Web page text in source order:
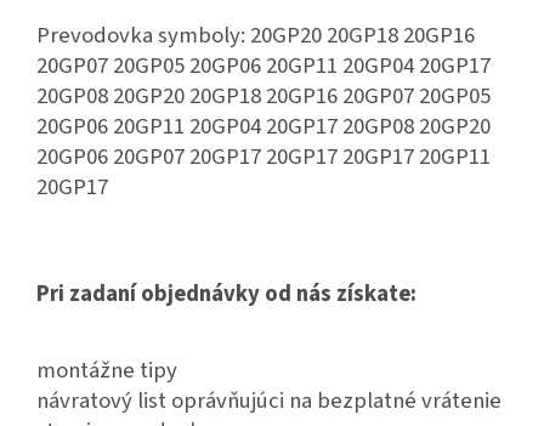
Prevodovka symboly: 20GP20 20GP18 20GP16
20GP07 20GP05 20GP06 20GP11 20GP04 20GP17
20GP08 20GP20 20GP18 20GP16 20GP07 20GP05
20GP06 20GP11 20GP04 20GP17 20GP08 20GP20
20GP06 20GP07 20GP17 20GP17 20GP17 20GP11
20GP17
Pri zadaní objednávky od nás získate:
montážne tipy
návratový list oprávňujúci na bezplatné vrátenie